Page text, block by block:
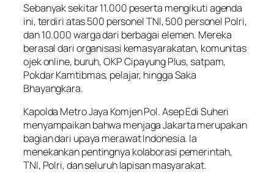
Sebanyak sekitar 11.000 peserta mengikuti agenda
ini, terdiri atas 500 personel TNI, 500 personel Polri,
dan 10.000 warga dari berbagai elemen. Mereka
berasal dari organisasi kemasyarakatan, komunitas
ojek online, buruh, OKP Cipayung Plus, satpam,
Pokdar Kamtibmas, pelajar, hingga Saka
Bhayangkara.
Kapolda Metro Jaya Komjen Pol. Asep Edi Suheri
menyampaikan bahwa menjaga Jakarta merupakan
bagian dari upaya merawat Indonesia. Ia
menekankan pentingnya kolaborasi pemerintah,
TNI, Polri, dan seluruh lapisan masyarakat.